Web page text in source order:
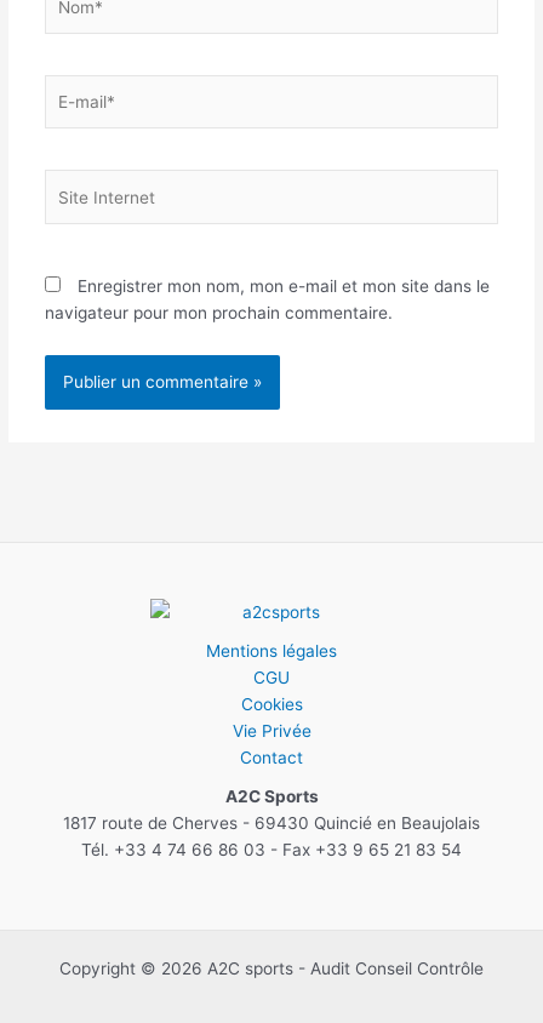
mail*
Internet
Enregistrer mon nom, mon e-mail et mon site dans le
navigateur pour mon prochain commentaire.
Mentions légales
CGU
Cookies
Vie Privée
Contact
A2C Sports
1817 route de Cherves - 69430 Quincié en Beaujolais
Tél. +33 4 74 66 86 03 - Fax +33 9 65 21 83 54
Copyright © 2026 A2C sports - Audit Conseil Contrôle